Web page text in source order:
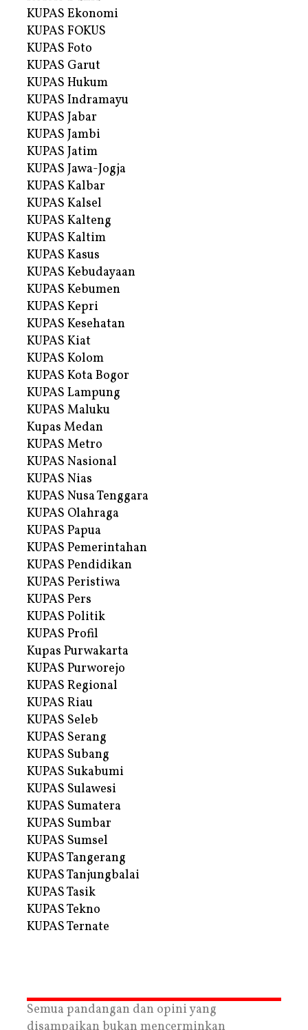
KUPAS Ekonomi
KUPAS FOKUS
KUPAS Foto
KUPAS Garut
KUPAS Hukum
KUPAS Indramayu
KUPAS Jabar
KUPAS Jambi
KUPAS Jatim
KUPAS Jawa-Jogja
KUPAS Kalbar
KUPAS Kalsel
KUPAS Kalteng
KUPAS Kaltim
KUPAS Kasus
KUPAS Kebudayaan
KUPAS Kebumen
KUPAS Kepri
KUPAS Kesehatan
KUPAS Kiat
KUPAS Kolom
KUPAS Kota Bogor
KUPAS Lampung
KUPAS Maluku
Kupas Medan
KUPAS Metro
KUPAS Nasional
KUPAS Nias
KUPAS Nusa Tenggara
KUPAS Olahraga
KUPAS Papua
KUPAS Pemerintahan
KUPAS Pendidikan
KUPAS Peristiwa
KUPAS Pers
KUPAS Politik
KUPAS Profil
Kupas Purwakarta
KUPAS Purworejo
KUPAS Regional
KUPAS Riau
KUPAS Seleb
KUPAS Serang
KUPAS Subang
KUPAS Sukabumi
KUPAS Sulawesi
KUPAS Sumatera
KUPAS Sumbar
KUPAS Sumsel
KUPAS Tangerang
KUPAS Tanjungbalai
KUPAS Tasik
KUPAS Tekno
KUPAS Ternate
Semua pandangan dan opini yang